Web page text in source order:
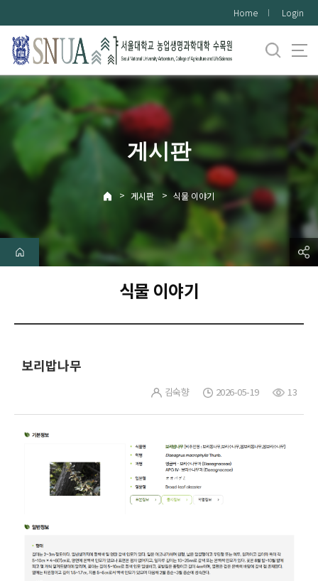
로
메
Home Login
게시판
> 게시판 > 식물 이야기
식물 이야기
보리밥나무
김숙향 2026-05-19 13